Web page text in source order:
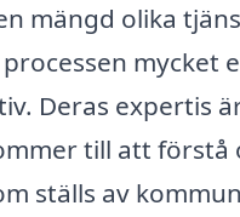
mängd olika
mycket
Deras expertis
till att förstå
ställs av